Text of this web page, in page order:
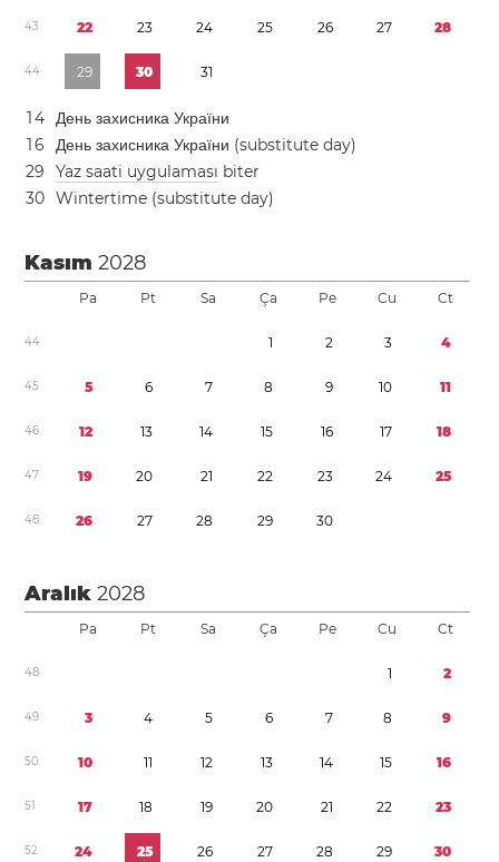
43 22 23 24 25 26 27 28
44 29 30 31
14 День захисника України
16
День захисника України (substitute day)
29 Yaz saati uygulaması biter
30 Wintertime (substitute day)
Kasım2028
Pa Pt Sa Ça Pe Cu Ct
44 1 2 3 4
45 5 6 7 8 9 10 11
46 12 13 14 15 16 17 18
47 19 20 21 22 23 24 25
48 26 27 28 29 30
Aralık2028
Pa Pt Sa Ça Pe Cu Ct
48 1 2
49 3 4 5 6 7 8 9
50 10 11 12 13 14 15 16
51 17 18 19 20 21 22 23
52 24 25 26 27 28 29 30